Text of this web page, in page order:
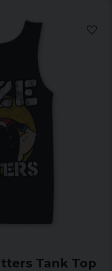
Tank Top